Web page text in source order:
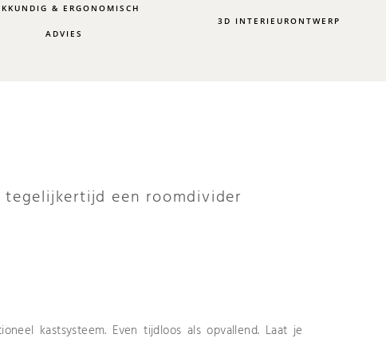
& ERGONOMISCH
ADVIES
3D INTERIEURONTWERP
een roomdivider
kastsysteem. Even tijdloos als opvallend. Laat je